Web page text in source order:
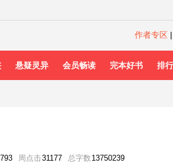
作者专区 |
悬疑灵异 会员畅读 完本好书 排
周点击31177 总字数 13750239